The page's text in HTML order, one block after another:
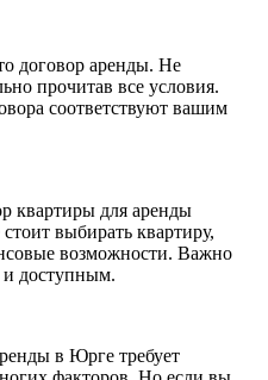
договор аренды. Не
прочитав все условия.
соответствуют вашим
квартиры для аренды
выбирать квартиру,
возможности. Важно
доступным.
в Юрге требует